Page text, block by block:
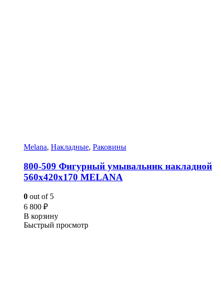
Melana, Накладные, Раковины
800-509 Фигурный умывальник накладной
560х420х170 MELANA
0 out of 5
6 800 ₽
В корзину
Быстрый просмотр